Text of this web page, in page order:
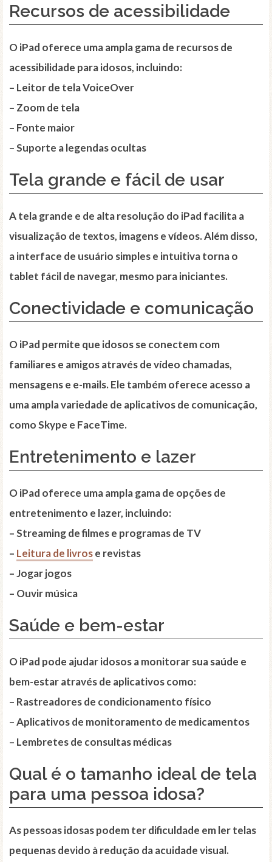
Recursos de acessibilidade
O iPad oferece uma ampla gama de recursos de
acessibilidade para idosos, incluindo:
– Leitor de tela VoiceOver
– Zoom de tela
– Fonte maior
– Suporte a legendas ocultas
Tela grande e fácil de usar
A tela grande e de alta resolução do iPad facilita a
visualização de textos, imagens e vídeos. Além disso,
a interface de usuário simples e intuitiva torna o
tablet fácil de navegar, mesmo para iniciantes.
Conectividade e comunicação
O iPad permite que idosos se conectem com
familiares e amigos através de vídeo chamadas,
mensagens e e-mails. Ele também oferece acesso a
uma ampla variedade de aplicativos de comunicação,
como Skype e FaceTime.
Entretenimento e lazer
O iPad oferece uma ampla gama de opções de
entretenimento e lazer, incluindo:
– Streaming de filmes e programas de TV
– Leitura de livrose revistas
– Jogar jogos
– Ouvir música
Saúde e bem-estar
O iPad pode ajudar idosos a monitorar sua saúde e
bem-estar através de aplicativos como:
– Rastreadores de condicionamento físico
– Aplicativos de monitoramento de medicamentos
– Lembretes de consultas médicas
Qual é o tamanho ideal de tela
para uma pessoa idosa?
As pessoas idosas podem ter dificuldade em ler telas
pequenas devido à redução da acuidade visual.